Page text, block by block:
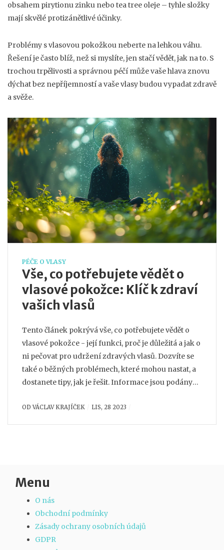
obsahem pirytionu zinku nebo tea tree oleje – tyhle složky
mají skvělé protizánětlivé účinky.
Problémy s vlasovou pokožkou neberte na lehkou váhu.
Řešení je často blíž, než si myslíte, jen stačí vědět, jak na to. S
trochou trpělivosti a správnou péčí může vaše hlava znovu
dýchat bez nepříjemností a vaše vlasy budou vypadat zdravě
a svěže.
PÉČE O VLASY
Vše, co potřebujete vědět o
vlasové pokožce: Klíč k zdraví
vašich vlasů
Tento článek pokrývá vše, co potřebujete vědět o
vlasové pokožce - její funkci, proč je důležitá a jak o
ni pečovat pro udržení zdravých vlasů. Dozvíte se
také o běžných problémech, které mohou nastat, a
dostanete tipy, jak je řešit. Informace jsou podány
a v praktických radách, jak pečovat o vlasovou
ODVÁCLAV KRAJÍČEK LIS, 28 2023
Menu
O nás
Obchodní podmínky
Zásady ochrany osobních údajů
GDPR